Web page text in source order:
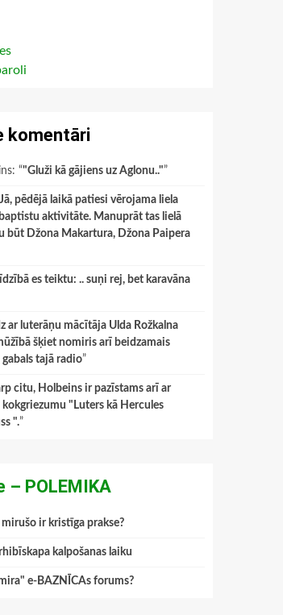
komentāri
: “"Gluži kā gājiens uz Aglonu.."”
Jā, pēdējā laikā patiesi vērojama liela
aktivitāte. Manuprāt tas lielā
būt Džona Makartura, Džona Paipera
līdzībā es teiktu: .. suņi rej, bet karavāna
ar luterāņu mācītāja Ulda Rožkalna
šķiet nomiris arī beidzamais
gabals tajā radio”
citu, Holbeins ir pazīstams arī ar
kokgriezumu "Luters kā Hercules
".”
– POLEMIKA
ir kristīga prakse?
kalpošanas laiku
e-BAZNĪCAs forums?